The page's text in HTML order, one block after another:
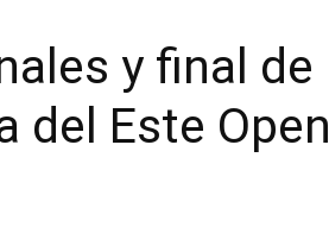
y final de
del Este Open